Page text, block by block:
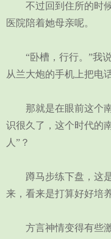
不过回到住所的时候
医院陪着她母亲呢。
“卧槽，行行。”我说
从兰大炮的手机上把电
那就是在眼前这个南
识很久了，这个时代的
人”？
蹲马步练下盘，这是
来，看来是打算好好培
方言神情变得有些激